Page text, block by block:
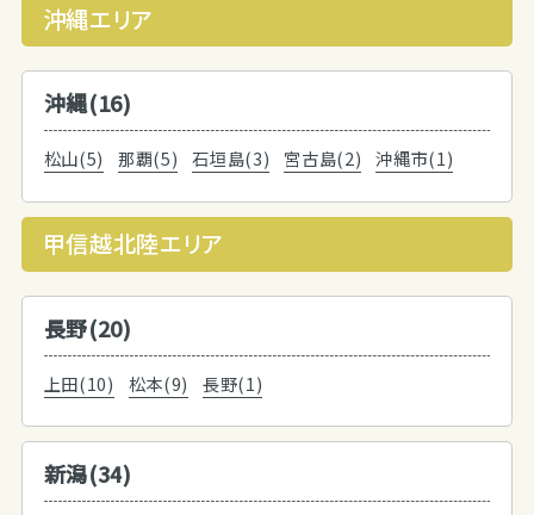
沖縄エリア
沖縄(16)
松山(5) 那覇(5) 石垣島(3) 宮古島(2) 沖縄市(1)
甲信越北陸エリア
長野(20)
上田(10) 松本(9) 長野(1)
新潟(34)